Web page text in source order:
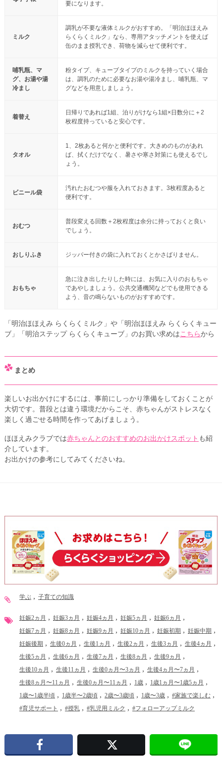
要になります。
ミルク
調乳が不要な液体ミルクがおすすめ。「明治ほほえみ
らくらくミルク」なら、専用アタッチメントを使えば
缶のまま授乳でき、荷物を減らせて便利です。
哺乳瓶、マ
グ、お湯や湯
冷まし
粉タイプ、キューブタイプのミルクを持っていく場合
は、調乳のために必要なお湯や湯冷まし、哺乳瓶、マ
グなどを用意しましょう。
着替え
日帰りであれば1組、泊りがけなら1組×日数分に＋2
枚程度持っていると安心です。
タオル
1、2枚あると何かと便利です。大きめのものがあれ
ば、拭くだけでなく、暑さや寒さ対策にも使えるでし
ょう。
ビニール袋
汚れたおむつや服を入れておきます。3枚程度あると
便利です。
おむつ
普段変える回数＋2枚程度は余分に持っておくと良い
でしょう。
おしりふき ジッパー付きの袋に入れておくとかさばりません。
おもちゃ
急に泣き出したりした時には、お気に入りのおもちゃ
であやしましょう。公共交通機関などでも使用できる
よう、音の鳴らないものがおすすめです。
「明治ほほえみ らくらくミルク」や「明治ほほえみ らくらくキュー
ブ」「明治ステップ らくらくキューブ」のお買い求めはこちらから
まとめ
楽しいお出かけにするには、事前にしっかり準備をしておくことが
大切です。普段とは違う環境だからこそ、赤ちゃんがストレスなく
楽しく過ごせる時間を作ってあげましょう。
ほほえみクラブでは赤ちゃんとのおすすめのお出かけスポット も紹
介しています。
お出かけの参考にしてみてくださいね。
学ぶ 子育ての知識
妊娠2ヵ月 妊娠3ヵ月 妊娠4ヵ月 妊娠5ヵ月 妊娠6ヵ月
妊娠7ヵ月 妊娠8ヵ月 妊娠9ヵ月 妊娠10ヵ月 妊娠初期 妊娠中期
妊娠後期 生後0ヵ月 生後1ヵ月 生後2ヵ月 生後3ヵ月 生後4ヵ月
生後5ヵ月 生後6ヵ月 生後7ヵ月 生後8ヵ月 生後9ヵ月
生後10ヵ月 生後11ヵ月 生後0ヵ月〜3ヵ月 生後4ヵ月〜7ヵ月
生後8ヵ月〜11ヵ月 生後0ヵ月〜11ヵ月 1歳 1歳1ヵ月〜1歳5ヵ月
1歳〜1歳半頃 1歳半〜2歳頃 2歳〜3歳頃 1歳〜3歳 #家族で楽しむ
#育児サポート #授乳 #乳児用ミルク #フォローアップミルク